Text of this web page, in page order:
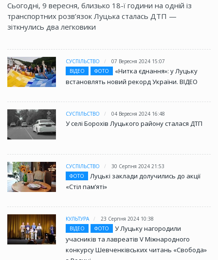
Сьогодні, 9 вересня, близько 18-ї години на одній із
транспортних розв’язок Луцька сталась ДТП —
зіткнулись два легковики
СУСПІЛЬСТВО
07 Вересня 2024 15:07
ВІДЕО
ФОТО
«Нитка єднання»: у Луцьку
встановлять новий рекорд України. ВІДЕО
СУСПІЛЬСТВО 04 Вересня 2024 16:48
У селі Борохів Луцького району сталася ДТП
СУСПІЛЬСТВО
30 Серпня 2024 21:53
ФОТО
Луцькі заклади долучились до акції
«Стіл памʼяті»
КУЛЬТУРА
23 Серпня 2024 10:38
ВІДЕО
ФОТО
У Луцьку нагородили
учасників та лавреатів V Міжнародного
конкурсу Шевченківських читань «Свобода»